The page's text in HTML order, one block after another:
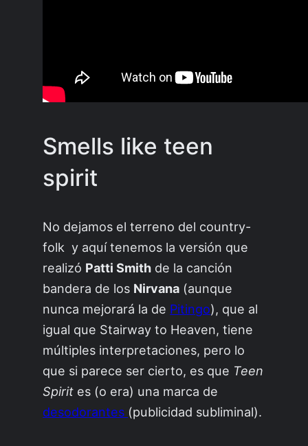
Smells like teen
spirit
No dejamos el terreno del country-
folk y aquí tenemos la versión que
realizó Patti Smith de la canción
bandera de los Nirvana (aunque
nunca mejorará la de Pitingo), que al
igual que Stairway to Heaven, tiene
múltiples interpretaciones, pero lo
que si parece ser cierto, es que Teen
Spirit es (o era) una marca de
desodorantes (publicidad subliminal).